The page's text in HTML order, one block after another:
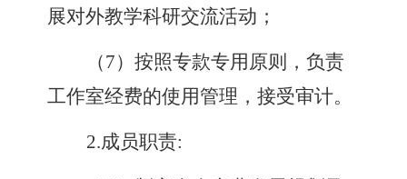
展对外教学科研交流活动 ；
（7） 按照专款专用原则，负责
工作室经费的使用管理，接受审计。
2.成员职责: